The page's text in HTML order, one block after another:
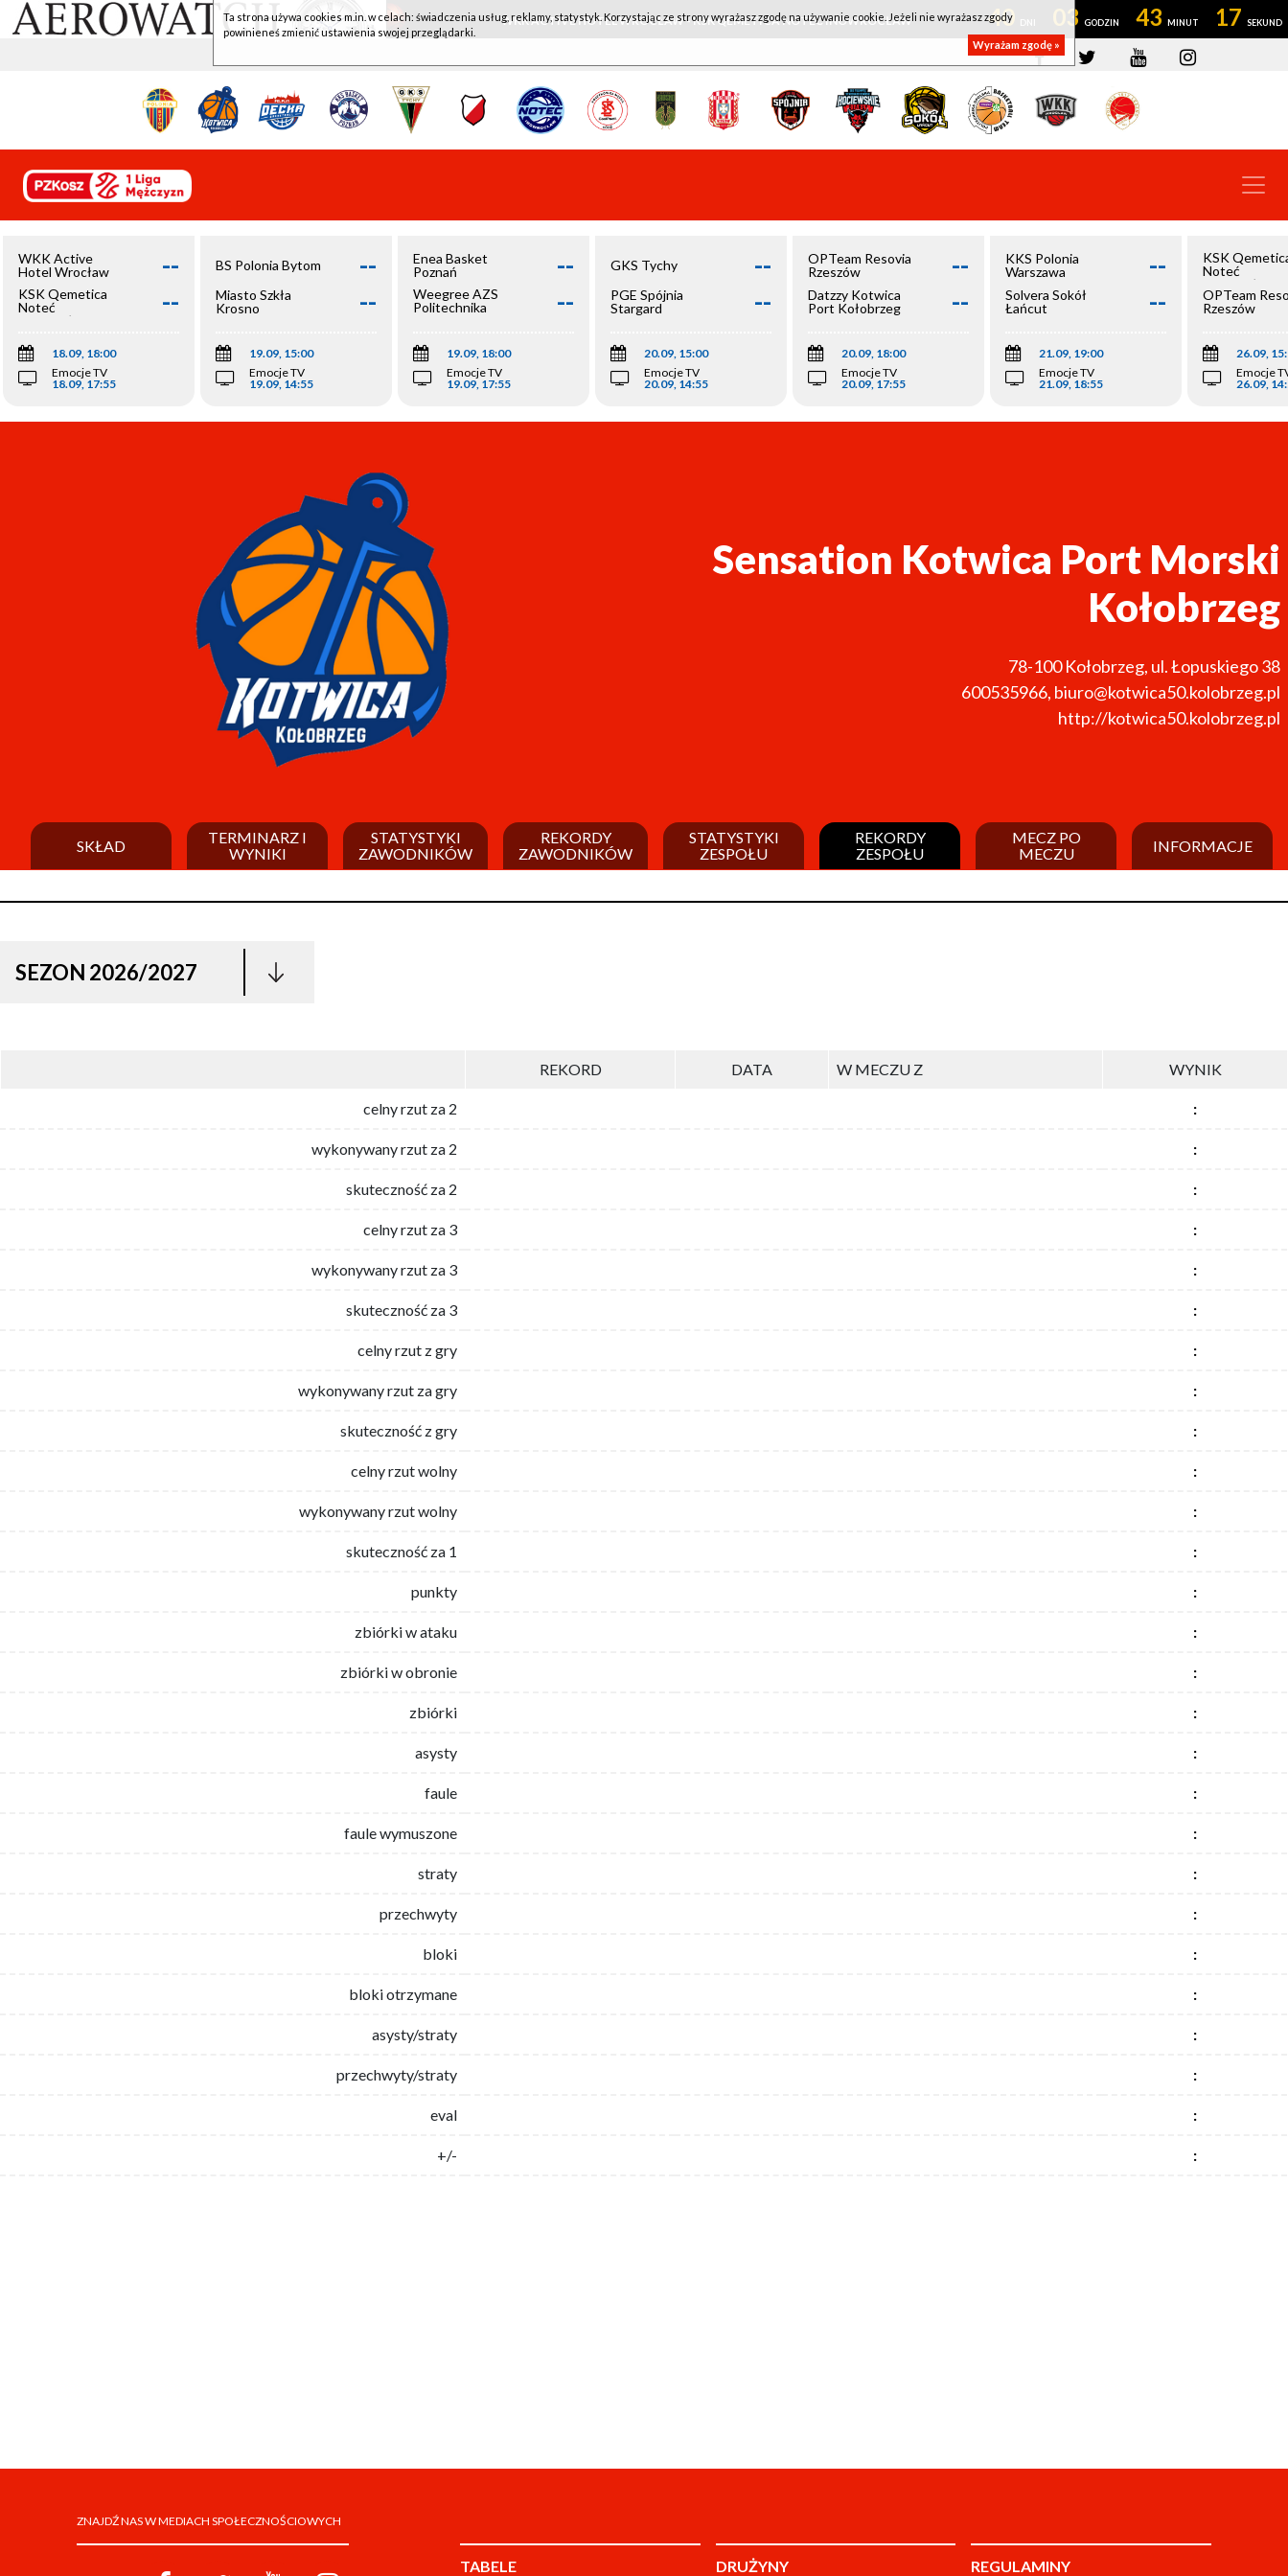
WKK ACTIVE HOTEL WROCŁAW - KSK QEMETICA NOTEĆ INOWROCŁAW 40 03 43 16
WKK Active
Hotel Wrocław
--
KSK Qemetica
Noteć
Inowrocław
--
18.09, 18:00
Emocje TV
18.09, 17:55
BS Polonia Bytom --
Miasto Szkła
Krosno
--
19.09, 15:00
Emocje TV
19.09, 14:55
Enea Basket
Poznań
--
Weegree AZS
Politechnika
--
19.09, 18:00
Emocje TV
19.09, 17:55
GKS Tychy --
PGE Spójnia
Stargard
--
20.09, 15:00
Emocje TV
20.09, 14:55
OPTeam Resovia
Rzeszów
--
Datzzy Kotwica
Port Kołobrzeg
--
20.09, 18:00
Emocje TV
20.09, 17:55
KKS Polonia
Warszawa
--
Solvera Sokół
Łańcut
--
21.09, 19:00
Emocje TV
21.09, 18:55
KSK
Noteć
Inowrocław
OPTeam
Rzeszów
26.09,
Emocje
26.09,
Sensation Kotwica Port Morski
Kołobrzeg
78-100 Kołobrzeg, ul. Łopuskiego 38
600535966, biuro@kotwica50.kolobrzeg.pl
http://kotwica50.kolobrzeg.pl
SKŁAD
TERMINARZ I
WYNIKI
STATYSTYKI
ZAWODNIKÓW
REKORDY
ZAWODNIKÓW
STATYSTYKI
ZESPOŁU
REKORDY
ZESPOŁU
MECZ PO
MECZU
INFORMACJE
SEZON 2026/2027
REKORD DATA W MECZU Z WYNIK
celny rzut za 2 :
wykonywany rzut za 2 :
skuteczność za 2 :
celny rzut za 3 :
wykonywany rzut za 3 :
skuteczność za 3 :
celny rzut z gry :
wykonywany rzut za gry :
skuteczność z gry :
celny rzut wolny :
wykonywany rzut wolny :
skuteczność za 1 :
punkty :
zbiórki w ataku :
zbiórki w obronie :
zbiórki :
asysty :
faule :
faule wymuszone :
straty :
przechwyty :
bloki :
bloki otrzymane :
asysty/straty :
przechwyty/straty :
eval :
+/- :
ZNAJDŹ NAS W MEDIACH SPOŁECZNOŚCIOWYCH
TABELE DRUŻYNY REGULAMINY
Ta strona używa cookies m.in. w celach: świadczenia usług, reklamy, statystyk. Korzystając ze strony wyrażasz zgodę na używanie cookie. Jeżeli nie wyrażasz zgody
powinieneś zmienić ustawienia swojej przeglądarki.
Wyrażam zgodę »